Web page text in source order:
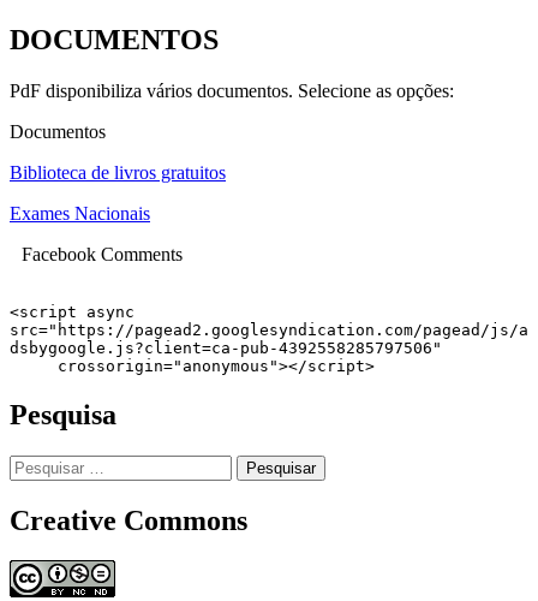
DOCUMENTOS
PdF disponibiliza vários documentos. Selecione as opções:
Documentos
Biblioteca de livros gratuitos
Exames Nacionais
Facebook Comments
<script async
src="https://pagead2.googlesyndication.com/pagead/js/a
dsbygoogle.js?client=ca-pub-4392558285797506"
     crossorigin="anonymous"></script>
Pesquisa
Pesquisar
por:
Creative Commons